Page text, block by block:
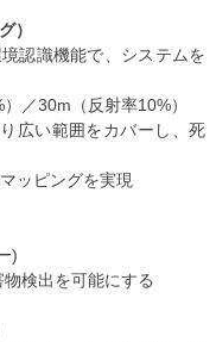
）
認識機能で、システムを
／30m（反射率10%）
広い範囲をカバーし、死
ッピングを実現
)
検出を可能にする